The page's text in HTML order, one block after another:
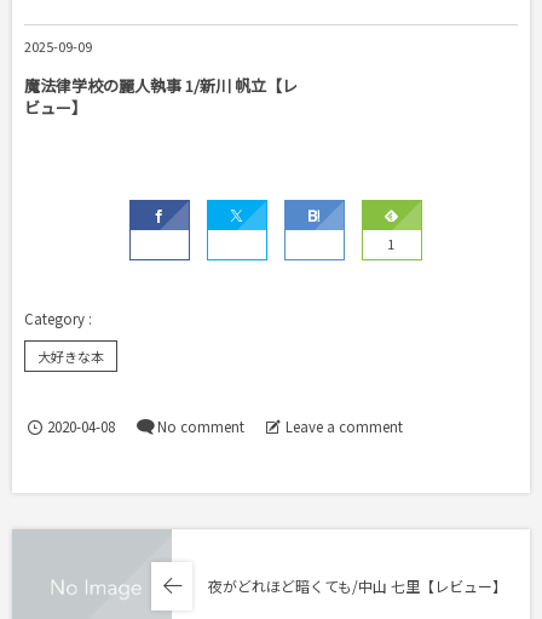
2025-09-09
魔法律学校の麗人執事 1/新川 帆立【レ
ビュー】
1
大好きな本
2020-04-08 No comment Leave a comment
夜がどれほど暗くても/中山 七里【レビュー】